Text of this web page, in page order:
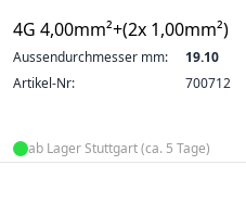
4G 4,00mm²+(2x 1,00mm²)
Aussendurchmesser mm:
19.10
Artikel-Nr:
700712
ab Lager Stuttgart (ca. 5 Tage)